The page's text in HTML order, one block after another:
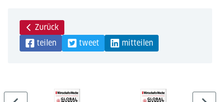
Zurück
teilen
tweet mitteilen